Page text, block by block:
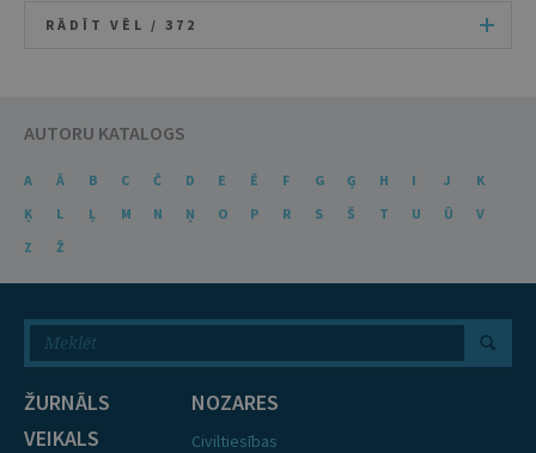
RĀDĪT VĒL / 372
AUTORU KATALOGS
A Ā B C Č D E Ē F G Ģ H I J
K
Ķ
L Ļ M N Ņ O P R S Š T U Ū
V
Z
Ž
ŽURNĀLS
VEIKALS
NOZARES
Civiltiesības